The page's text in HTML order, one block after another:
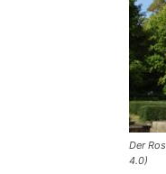
Der
4.0)